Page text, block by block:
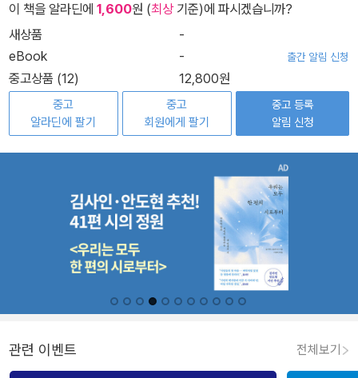
이 책을 알라딘에 1,600원 (최상기준)에 파시겠습니까?
새상품
-
eBook
- 출간 알림 신청
중고상품 (12) 12,800원
중고
알라딘에 팔기
중고
회원에게 팔기
중고 등록
알림 신청
관련 이벤트 전체보기